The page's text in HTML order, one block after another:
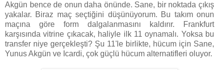
Akgün bence de onun daha önünde. Sane, bir noktada çıkış
yakalar. Biraz maç seçtiğini düşünüyorum. Bu takım onun
maçına göre form dalgalanmasını kaldırır. Frankfurt
karşısında vitrine çıkacak, haliyle ilk 11 oynamalı. Yoksa bu
transfer niye gerçekleşti? Şu 11'le birlikte, hücum için Sane,
Yunus Akgün ve Icardi, çok güçlü hücum alternatifleri oluyor.